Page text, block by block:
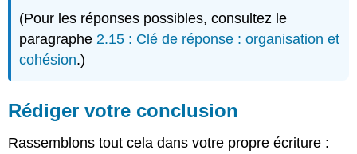
(Pour les réponses possibles, consultez le
paragraphe 2.15 : Clé de réponse : organisation et
cohésion.)
Rédiger votre conclusion
Rassemblons tout cela dans votre propre écriture :